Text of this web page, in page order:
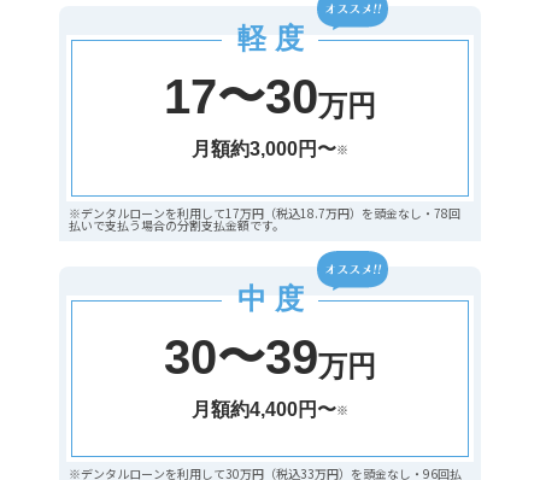
軽 度
17〜30万円
月額約3,000円〜※
※デンタルローンを利用して17万円（税込18.7万円）を頭金なし・78回
払いで支払う場合の分割支払金額です。
中 度
30〜39万円
月額約4,400円〜※
※デンタルローンを利用して30万円（税込33万円）を頭金なし・96回払